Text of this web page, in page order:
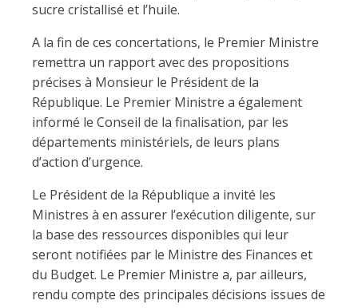
sucre cristallisé et l’huile.
A la fin de ces concertations, le Premier Ministre
remettra un rapport avec des propositions
précises à Monsieur le Président de la
République. Le Premier Ministre a également
informé le Conseil de la finalisation, par les
départements ministériels, de leurs plans
d’action d’urgence.
Le Président de la République a invité les
Ministres à en assurer l’exécution diligente, sur
la base des ressources disponibles qui leur
seront notifiées par le Ministre des Finances et
du Budget. Le Premier Ministre a, par ailleurs,
rendu compte des principales décisions issues de